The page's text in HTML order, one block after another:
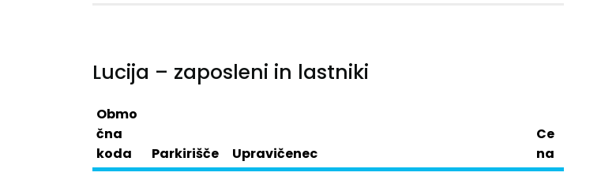
Lucija – zaposleni in lastniki
Obmo
čna
koda
Parkirišče Upravičenec
Ce
na